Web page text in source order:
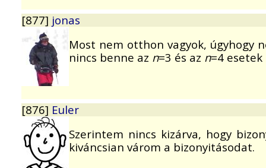
[877] jonas
Most nem otthon vagyok, úgyhogy
nincs benne az n=3 és az n=4 esetek
[876] Euler
Szerintem nincs kizárva, hogy
kiváncsian várom a bizonyitásodat.